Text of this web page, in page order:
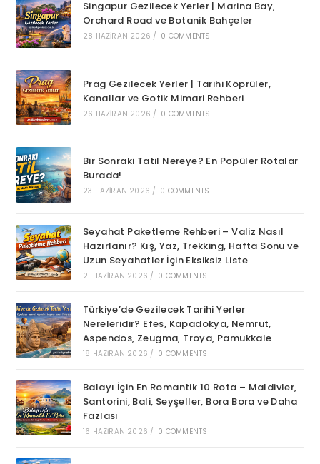
Singapur Gezilecek Yerler | Marina Bay,
Orchard Road ve Botanik Bahçeler
28 HAZIRAN 2026 / 0 COMMENTS
Prag Gezilecek Yerler | Tarihi Köprüler,
Kanallar ve Gotik Mimari Rehberi
26 HAZIRAN 2026 / 0 COMMENTS
Bir Sonraki Tatil Nereye? En Popüler Rotalar
Burada!
23 HAZIRAN 2026 / 0 COMMENTS
Seyahat Paketleme Rehberi – Valiz Nasıl
Hazırlanır? Kış, Yaz, Trekking, Hafta Sonu ve
Uzun Seyahatler İçin Eksiksiz Liste
21 HAZIRAN 2026 / 0 COMMENTS
Türkiye’de Gezilecek Tarihi Yerler
Nereleridir? Efes, Kapadokya, Nemrut,
Aspendos, Zeugma, Troya, Pamukkale
18 HAZIRAN 2026 / 0 COMMENTS
Balayı İçin En Romantik 10 Rota – Maldivler,
Santorini, Bali, Seyşeller, Bora Bora ve Daha
Fazlası
16 HAZIRAN 2026 / 0 COMMENTS